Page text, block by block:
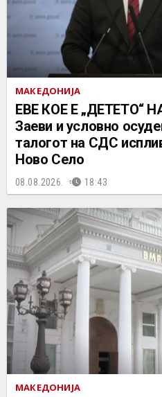
МАКЕДОНИЈА
ЕВЕ КОЕ Е „ДЕТЕТО“
Заеви и условно
талогот на СДС
Ново Село
08.08.2026. 18:43
МАКЕДОНИЈА